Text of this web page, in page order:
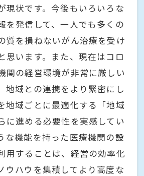
現状です。今後もいろいろな
を発信して、一人でも多くの
質を損ねないがん治療を受け
思います。また、現在はコロ
関の経営環境が非常に厳しい
地域との連携をより緊密にし
地域ごとに最適化する「地域
に進める必要性を実感してい
な機能を持った医療機関の設
用することは、経営の効率化
ウハウを集積してより高度な